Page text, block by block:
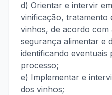
d) Orientar e intervir
vinificação, tratamento
vinhos, de acordo com
segurança alimentar e
identificando
processo;
e) Implementar e
dos vinhos;